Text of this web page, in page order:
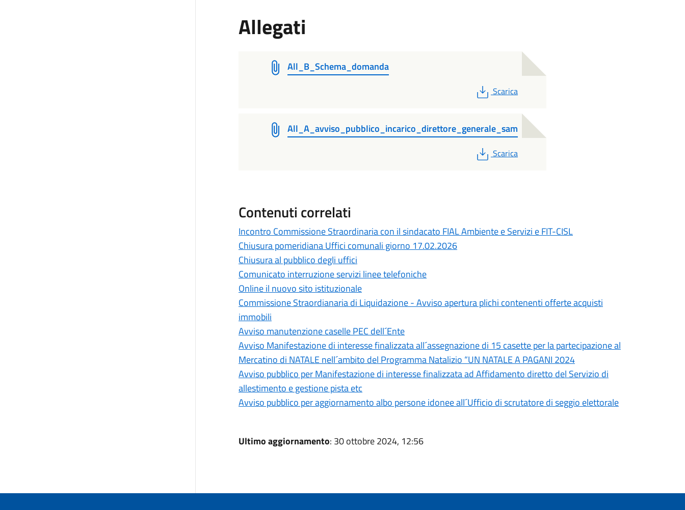
Allegati
All_B_Schema_domanda
PDF
Scarica
All_A_avviso_pubblico_incarico_direttore_generale_sam
PDF
Scarica
Contenuti correlati
Incontro Commissione Straordinaria con il sindacato FIAL Ambiente e Servizi e FIT-CISL
Chiusura pomeridiana Uffici comunali giorno 17.02.2026
Chiusura al pubblico degli uffici
Comunicato interruzione servizi linee telefoniche
Online il nuovo sito istituzionale
Commissione Straordianaria di Liquidazione - Avviso apertura plichi contenenti offerte acquisti
immobili
Avviso manutenzione caselle PEC dell´Ente
Avviso Manifestazione di interesse finalizzata all´assegnazione di 15 casette per la partecipazione al
Mercatino di NATALE nell´ambito del Programma Natalizio “UN NATALE A PAGANI 2024
Avviso pubblico per Manifestazione di interesse finalizzata ad Affidamento diretto del Servizio di
allestimento e gestione pista etc
Avviso pubblico per aggiornamento albo persone idonee all´Ufficio di scrutatore di seggio elettorale
Ultimo aggiornamento: 30 ottobre 2024, 12:56